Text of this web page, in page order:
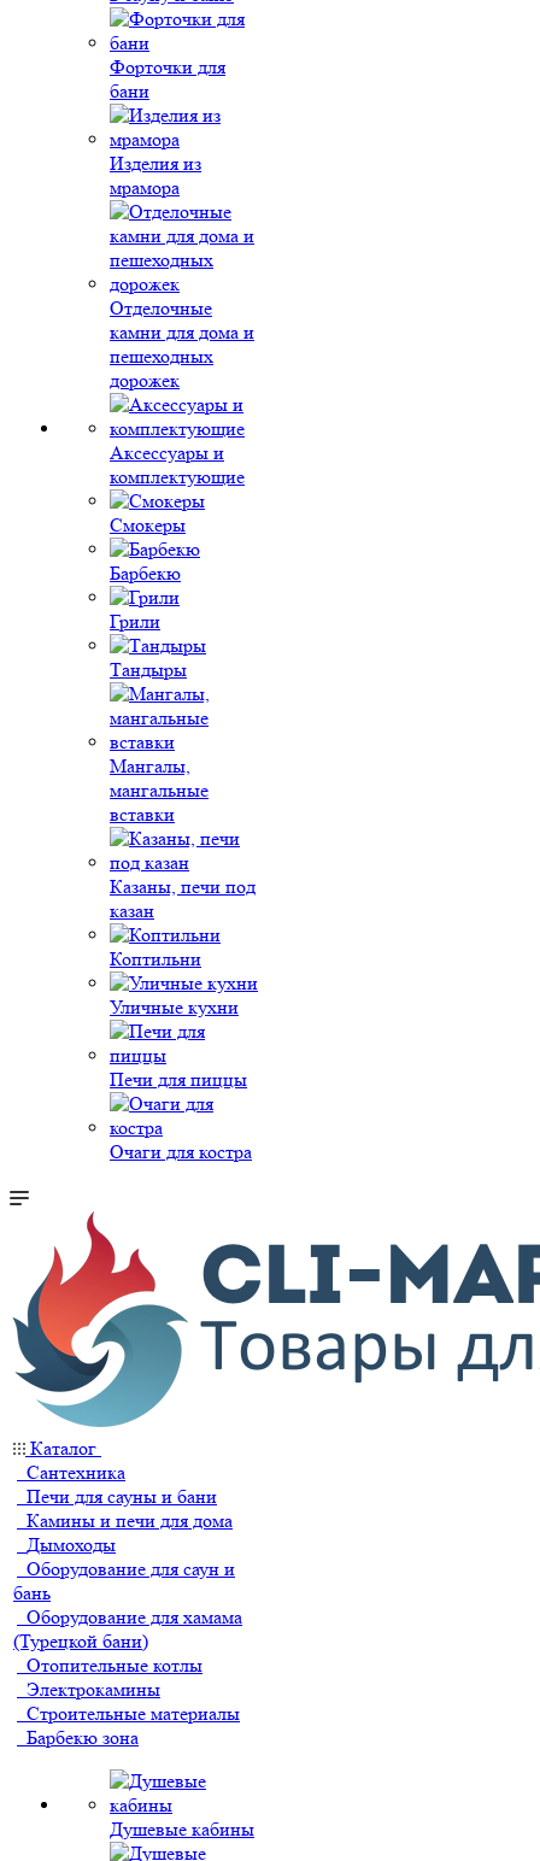
Форточки для
бани
Изделия из
мрамора
Отделочные
камни для дома и
пешеходных
дорожек
Аксессуары и
комплектующие
Смокеры
Барбекю
Грили
Тандыры
Мангалы,
мангальные
вставки
Казаны, печи под
казан
Коптильни
Уличные кухни
Печи для пиццы
Очаги для костра
Каталог
Сантехника
Печи для сауны и бани
Камины и печи для дома
Дымоходы
Оборудование для саун и
бань
Оборудование для хамама
(Турецкой бани)
Отопительные котлы
Электрокамины
Строительные материалы
Барбекю зона
Душевые кабины